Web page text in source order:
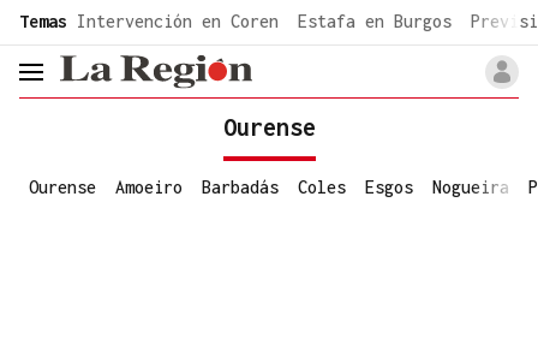
common.go-to-content
Temas Intervención en Coren Estafa en Burgos
header.menu.open
Ourense
Ourense Amoeiro Barbadás Coles Esgos Nogueira